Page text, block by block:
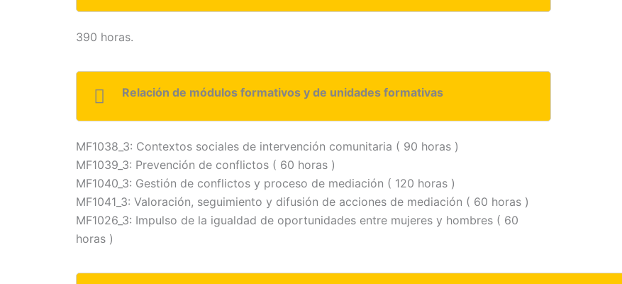
390 horas.
Relación de módulos formativos y de unidades formativas
MF1038_3: Contextos sociales de intervención comunitaria ( 90 horas )
MF1039_3: Prevención de conflictos ( 60 horas )
MF1040_3: Gestión de conflictos y proceso de mediación ( 120 horas )
MF1041_3: Valoración, seguimiento y difusión de acciones de mediación ( 60 horas )
MF1026_3: Impulso de la igualdad de oportunidades entre mujeres y hombres ( 60
horas )